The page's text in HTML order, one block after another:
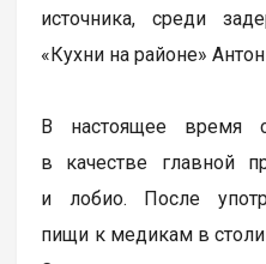
источника, среди
«Кухни на районе»
В настоящее время
в качестве главной
и лобио. После
пищи к медикам в